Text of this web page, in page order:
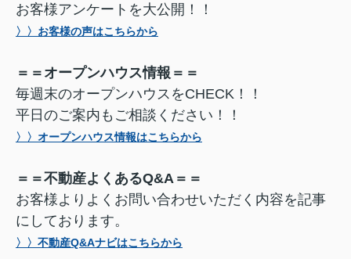
お客様アンケートを大公開！！
〉〉お客様の声はこちらから
＝＝オープンハウス情報＝＝
毎週末のオープンハウスをCHECK！！
平日のご案内もご相談ください！！
〉〉オープンハウス情報はこちらから
＝＝不動産よくあるQ&A＝＝
お客様よりよくお問い合わせいただく内容を記事
にしております。
〉〉不動産Q&Aナビはこちらから